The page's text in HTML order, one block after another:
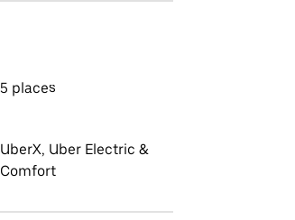
5 places
UberX, Uber Electric &
Comfort